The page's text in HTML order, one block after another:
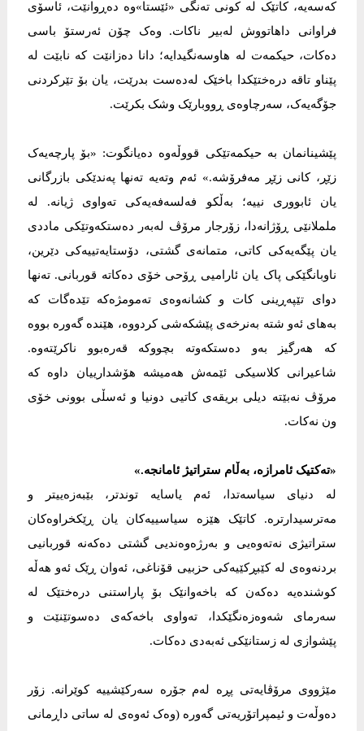
کەسەیە، کاتێک لە کونی تەنگی «ئێستا»وە دەڕوانێت، ئاسۆی
فراوانی داهاتووش لەبیر ناکات. وەک چۆن ئەرستۆ باسی
دەکات، حیکمەت لە هاوسەنگیدایە؛ دانا دەزانێت کە نابێت لە
پێناو تاقە درەختێکدا باخێک لەدەست بدرێت، یان بۆ تێرکردنی
جۆگەیەک، سەرچاوەی ڕووبارێک وشک بکرێت.
پێشینانمان بە حیکمەتێکی قووڵەوە دەیانگوت: «بۆ پارچەیەک
زێڕ، کانی زێڕ مەفرۆشە.» ئەم وتەیە تەنها پەندێکی بازرگانی
یان ئابووری نییە؛ بەڵکو فەلسەفەیەکی تەواوی ژیانە. لە
ململانێی ڕۆژانەدا، زۆرجار مرۆڤ لەبەر دەستکەوتێکی ماددی
یان پێگەیەکی کاتی، متمانەی گشتی، دۆستایەتییەکی دێرین،
ناوبانگێکی پاک یان ئارامیی ڕۆحی خۆی دەکاتە قوربانی. تەنها
دوای تێپەڕینی کات و کشانەوەی تەمومژەکە تێدەگات کە
بەهای ئەو شتە بەنرخەی پێشکەشی کردووە، هێندە گەورە بووە
کە هەرگیز بەو دەستکەوتە بچووکە قەرەبوو ناکرێتەوە.
شاعیرانی کلاسیکی ئێمەش هەمیشە هۆشدارییان داوە کە
مرۆڤ نەبێتە دیلی بریقەی کاتیی دونیا و ئەسڵی بوونی خۆی
ون نەکات.
«تەکتیک ئامرازە، بەڵام ستراتیژ ئامانجە.»
لە دنیای سیاسەتدا، ئەم یاسایە توندتر، بێبەزەییتر و
مەترسیدارترە. کاتێک هێزە سیاسییەکان یان ڕێکخراوەکان
ستراتیژی نەتەوەیی و بەرژەوەندیی گشتی دەکەنە قوربانیی
بردنەوەی لە کێبڕکێیەکی حزبیی قۆناغی، ئەوان ڕێک ئەو هەڵە
کوشندەیە دەکەن کە باخەوانێک بۆ پاراستنی درەختێک لە
سەرمای شەوەزەنگێکدا، تەواوی باخەکەی دەسوتێنێت و
پێشوازی لە زستانێکی ئەبەدی دەکات.
مێژووی مرۆڤایەتی پڕە لەم جۆرە سەرکێشییە کوێرانە. زۆر
دەوڵەت و ئیمپراتۆریەتی گەورە (وەک ئەوەی لە ساتی داڕمانی